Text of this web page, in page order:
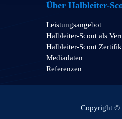
Über Halbleiter-
Leistungsangebot
Halbleiter-Scout als
Halbleiter-Scout
Mediadaten
Referenzen
Copyright ©